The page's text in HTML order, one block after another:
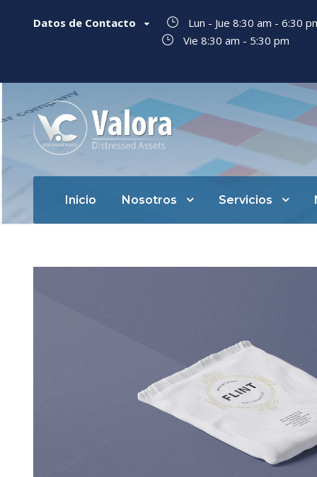
Datos de Contacto Lun - Jue 8:30 am - 6:30
Vie 8:30 am - 5:30 pm
Inicio Nosotros Servicios